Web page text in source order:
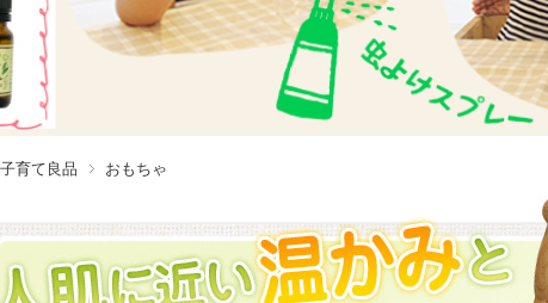
育て良品 おもちゃ